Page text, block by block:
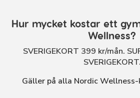
Hur mycket kostar ett
Wellness?
SVERIGEKORT 399 kr/mån.
SVERIGEKORT.
Gäller på alla Nordic